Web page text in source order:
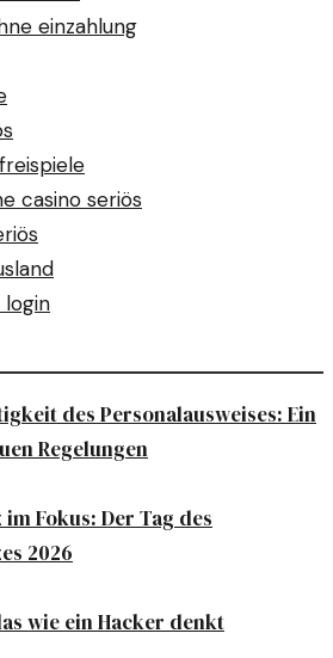
einzahlung
casino seriös
login
des Personalausweises: Ein
Regelungen
Fokus: Der Tag des
2026
wie ein Hacker denkt